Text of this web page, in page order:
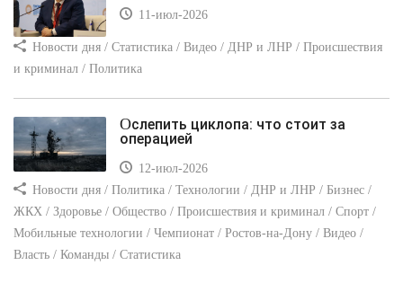
11-июл-2026
Новости дня / Статистика / Видео / ДНР и ЛНР / Происшествия
и криминал / Политика
Ослепить циклопа: что стоит за
операцией
12-июл-2026
Новости дня / Политика / Технологии / ДНР и ЛНР / Бизнес /
ЖКХ / Здоровье / Общество / Происшествия и криминал / Спорт /
Мобильные технологии / Чемпионат / Ростов-на-Дону / Видео /
Власть / Команды / Статистика